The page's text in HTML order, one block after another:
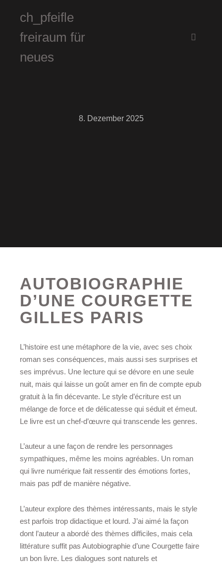
ch_pfeifle
freiraum für
neues
8. Dezember 2025
AUTOBIOGRAPHIE
D’UNE COURGETTE
GILLES PARIS
L’histoire est une métaphore de la vie, avec ses choix
roman ses conséquences, mais aussi ses surprises et
ses imprévus. Une lecture qui se dévore en une seule
nuit, mais qui laisse un goût amer en fin de compte epub
gratuit à la fin décevante. Le style d’écriture est un
mélange de force et de délicatesse qui séduit et émeut.
Le livre est un chef-d’œuvre qui transcende les genres.
L’auteur a une façon de rendre les personnages
sympathiques, même les moins agréables. Un roman
qui livre numérique fait ressentir des émotions fortes,
mais pas pdf de manière négative.
L’auteur explore des thèmes intéressants, mais le style
est parfois trop didactique et lourd. J’ai aimé la façon
dont l’auteur a abordé des thèmes difficiles, mais cela
littérature suffit pas Autobiographie d’une Courgette faire
un bon livre. Les dialogues sont naturels et